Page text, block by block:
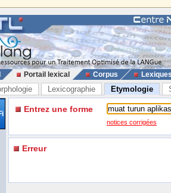
Portail lexical Corpus
Lexicographie Etymologie
Entrez une forme
notices corrigées
Erreur